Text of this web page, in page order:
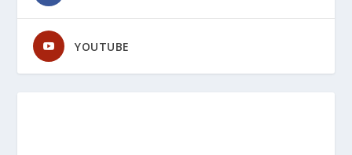
YOUTUBE